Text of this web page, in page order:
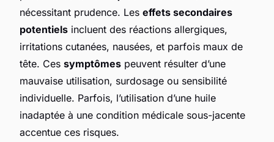
nécessitant prudence. Les effets secondaires
potentiels incluent des réactions allergiques,
irritations cutanées, nausées, et parfois maux de
tête. Ces symptômes peuvent résulter d’une
mauvaise utilisation, surdosage ou sensibilité
individuelle. Parfois, l’utilisation d’une huile
inadaptée à une condition médicale sous-jacente
accentue ces risques.